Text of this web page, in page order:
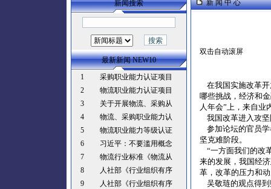
新闻搜索
最新新闻 NEW10
1
采购职业能力认证项目
2
物流职业能力认证项目
3
关于开展物流、采购从
4
物流、采购职业能力认
5
物流职业能力等级认证
6
习近平：不要滥用概念
7
物流行业标准《物流从
8
人社部《行业组织有序
9
人社部《行业组织有序
新 闻 中 心
双击自动滚屏
在我国实施改革开
哪些挑战，经济和
人年会”上，来自业
我国改革进入攻坚
参加论坛的官员学
坚克难阶段。
“一方面我们的改
来的发展，我国经
革，改革的压力和
吴敬琏的观点得到